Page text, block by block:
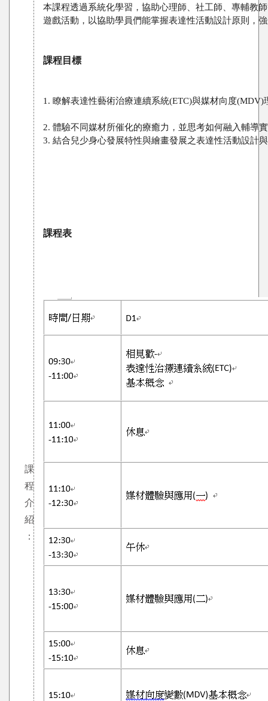
課
程
介
紹
：
本課程透過系統化學習，協助心理師、社工師、專輔教
遊戲活動，以協助學員們能掌握表達性活動設計原則，
課程目標
1. 瞭解表達性藝術治療連續系統(ETC)與媒材向度(MDV)
3. 結合兒少身心發展特性與繪畫發展之表達性活動設計
課程表